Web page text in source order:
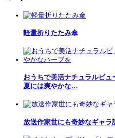
軽量折りたたみ傘
おうちで美活ナチュラルビュ
夏には爽やかな…
放送作家世にも奇妙なギャラ